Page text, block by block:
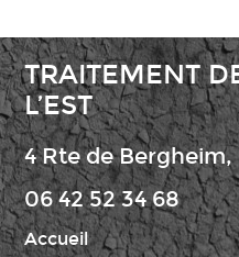
TRAITEMENT
L’EST
4 Rte de
06 42 52 34 68
Accueil